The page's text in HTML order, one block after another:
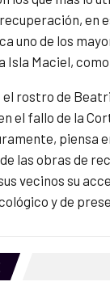
en
uno de los
Maciel,
el rostro de
el fallo de la
piensa
las obras de
vecinos su
y de